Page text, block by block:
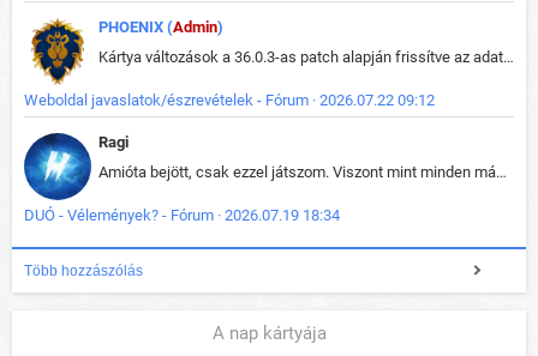
PHOENIX (Admin)
Kártya változások a 36.0.3-as patch alapján frissítve az adatbázisban (képek is cserélve).
Weboldal javaslatok/észrevételek - Fórum · 2026.07.22 09:12
Ragi
Amióta bejött, csak ezzel játszom. Viszont mint minden más - akár az alapjáték is, ez is baromira összetett lett. Néha már pár kör után is esélytelen az egész. Vagy irreállisan túltápol valaki, vagy lelép a partner, vagy csak hülye mint a segg. És amikor eljönne az én időm, na akkor jön el mindenki másé is. Engem jobban érdekelne, hogy ki milyen ratingen szokott játszani. Na ez lenne egy érdekes adat.
DUÓ - Vélemények? - Fórum · 2026.07.19 18:34
Több hozzászólás
A nap kártyája